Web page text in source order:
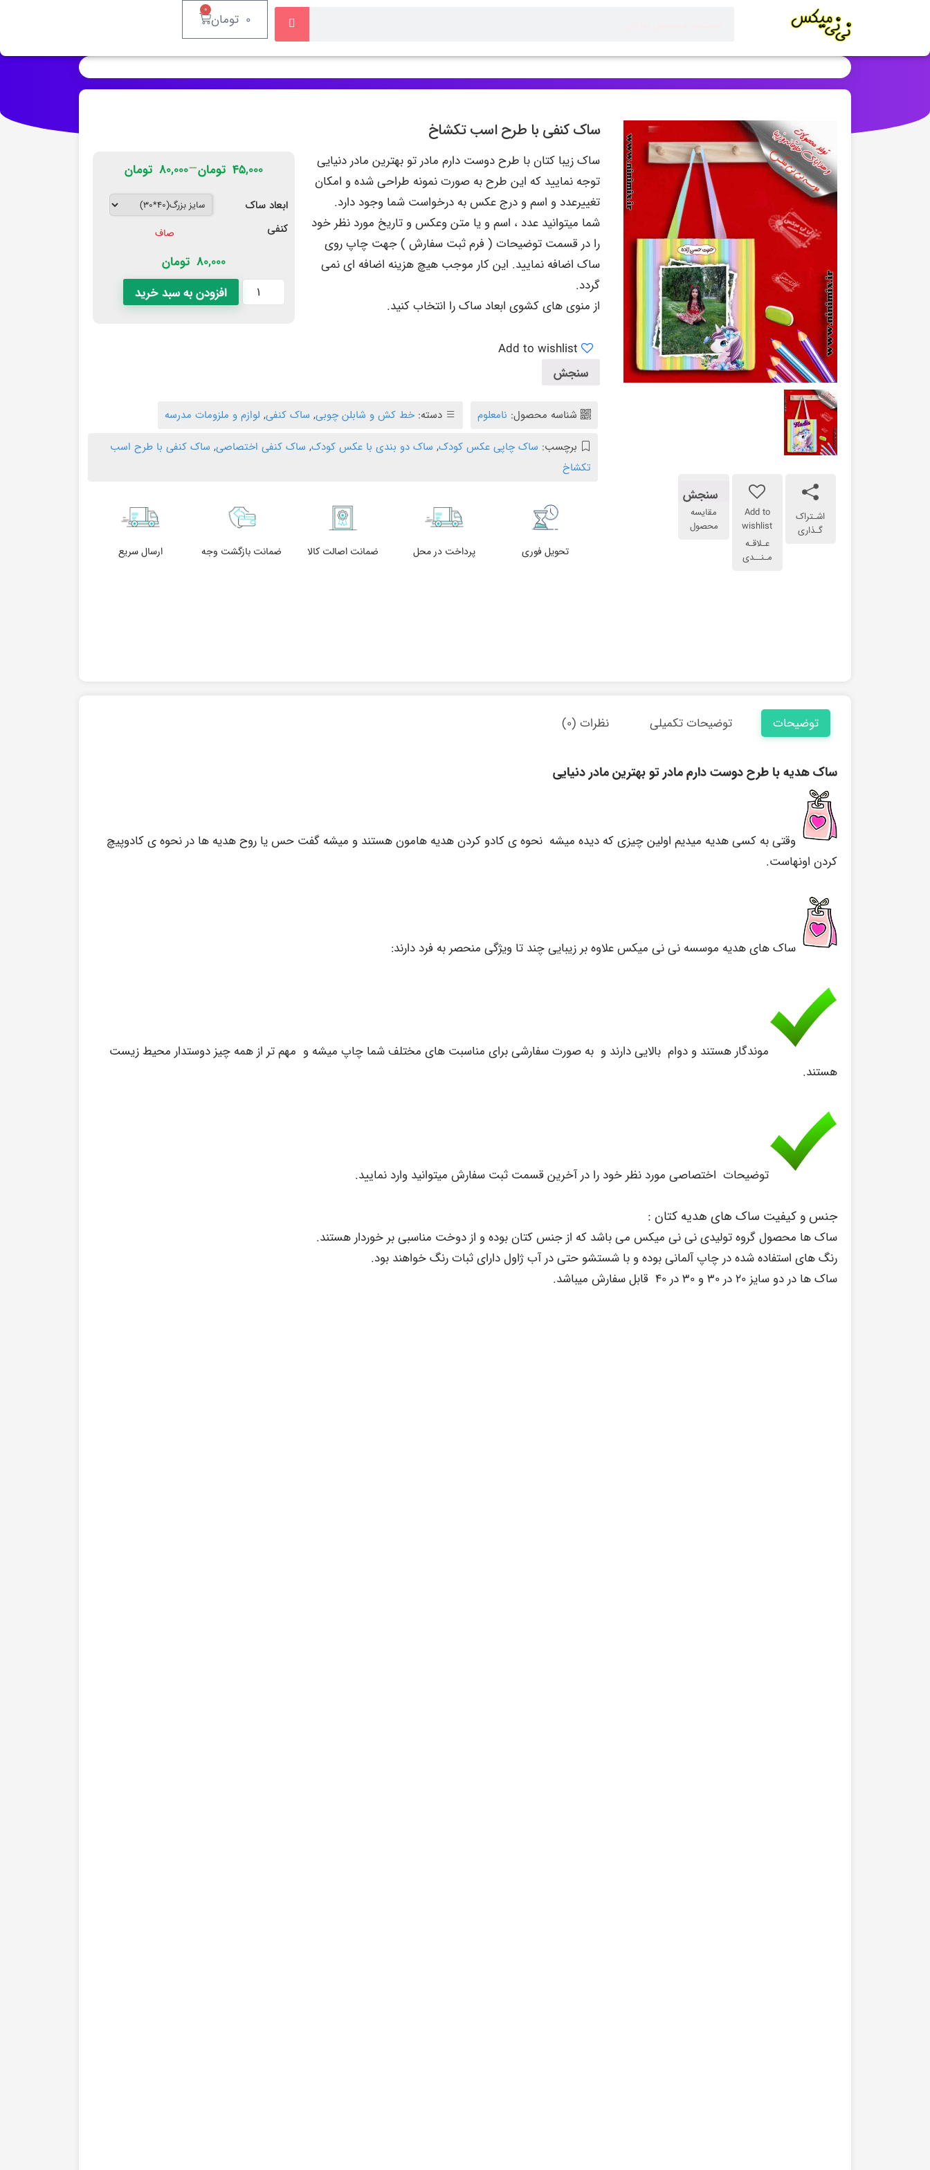
۰ تومان ۰
اشـتراک
گـذاری
Add to
wishlist
عـلاقـه
مـنــدی
سنجش
مقایسه
محصول
ساک کنفی با طرح اسب تکشاخ
ساک زیبا کتان با طرح دوست دارم مادر تو بهترین مادر دنیایی
توجه نمایید که این طرح به صورت نمونه طراحی شده و امکان
تغییرعدد و اسم و درج عکس به درخواست شما وجود دارد.
شما میتوانید عدد ، اسم و یا متن وعکس و تاریخ مورد نظر خود
را در قسمت توضیحات ( فرم ثبت سفارش ) جهت چاپ روی
ساک اضافه نمایید. این کار موجب هیچ هزینه اضافه ای نمی
گردد.
از منوی های کشوی ابعاد ساک را انتخاب کنید.
۴۵,۰۰۰ تومان–۸۰,۰۰۰ تومان
ابعاد ساک
کنفی
صاف
80,000 تومان
افزودن به سبد خرید
Add to wishlist
سنجش
شناسه محصول: نامعلوم دسته: خط کش و شابلن چوبی, ساک کنفی, لوازم و ملزومات مدرسه
برچسب: ساک چاپی عکس کودک, ساک دو بندی با عکس کودک, ساک کنفی اختصاصی, ساک کنفی با طرح اسب
تکشاخ
تحویل فوری پرداخت در محل ضمانت اصالت کالا ضمانت بازگشت وجه ارسال سریع
توضیحات توضیحات تکمیلی نظرات (۰)
ساک هدیه با طرح دوست دارم مادر تو بهترین مادر دنیایی
وقتی به کسی هدیه میدیم اولین چیزی که دیده میشه نحوه ی کادو کردن هدیه هامون هستند و میشه گفت حس یا روح هدیه ها در نحوه ی کادوپیچ
کردن اونهاست.
ساک های هدیه موسسه نی نی میکس علاوه بر زیبایی چند تا ویژگی منحصر به فرد دارند:
موندگار هستند و دوام بالایی دارند و به صورت سفارشی برای مناسبت های مختلف شما چاپ میشه و مهم تر از همه چیز دوستدار محیط زیست
هستند.
توضیحات اختصاصی مورد نظر خود را در آخرین قسمت ثبت سفارش میتوانید وارد نمایید.
جنس و کیفیت ساک های هدیه کتان :
ساک ها محصول گروهتولیدی نی نی میکس می باشد که از جنس کتان بوده و از دوخت مناسبی بر خوردار هستند.
رنگ های استفاده شده در چاپ آلمانی بوده و با شستشو حتی در آب ژاول دارای ثبات رنگ خواهند بود.
ساک ها در دو سایز ۲۰ در ۳۰ و ۳۰ در ۴۰ قابل سفارش میباشد.